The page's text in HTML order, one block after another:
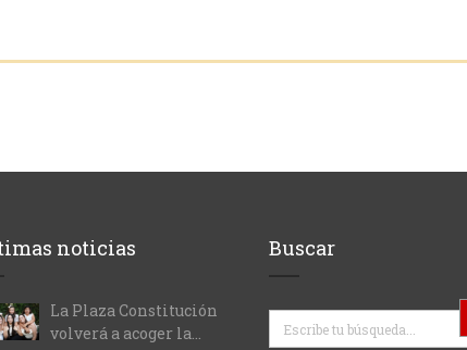
noticias
La Plaza Constitución
volverá a acoger la...
Buscar
Buscar